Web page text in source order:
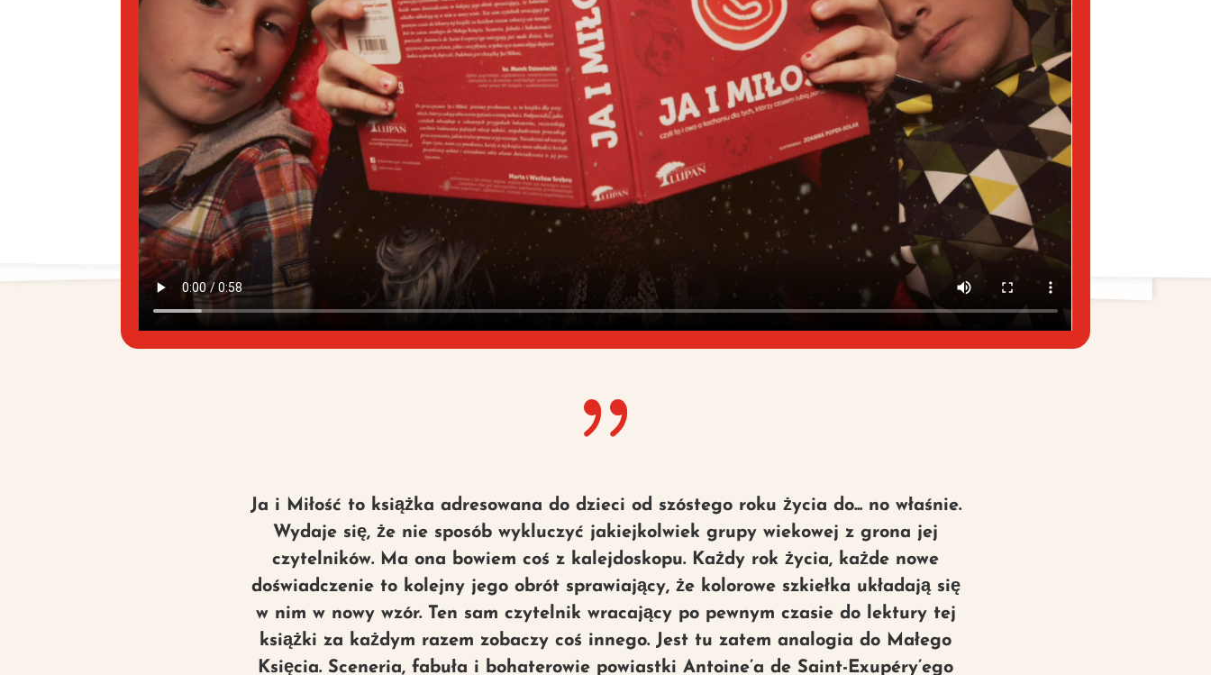
{
Ja i Miłość to książka adresowana do dzieci od szóstego roku życia do... no właśnie.
Wydaje się, że nie sposób wykluczyć jakiejkolwiek grupy wiekowej z grona jej
czytelników. Ma ona bowiem coś z kalejdoskopu. Każdy rok życia, każde nowe
doświadczenie to kolejny jego obrót sprawiający, że kolorowe szkiełka układają się
w nim w nowy wzór. Ten sam czytelnik wracający po pewnym czasie do lektury tej
książki za każdym razem zobaczy coś innego. Jest tu zatem analogia do Małego
Księcia. Sceneria, fabuła i bohaterowie powiastki Antoine’a de Saint-Exupéry’ego